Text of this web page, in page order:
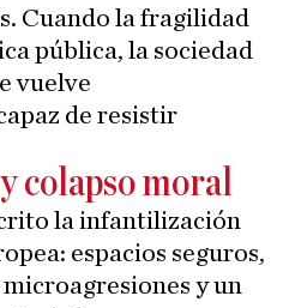
Cuando la fragilidad
pública, la sociedad
vuelve
de resistir
colapso moral
la infantilización
espacios seguros,
y un